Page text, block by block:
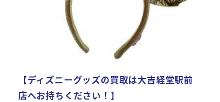
【ディズニーグッズの買取は大吉経堂駅前
店へお持ちください！】